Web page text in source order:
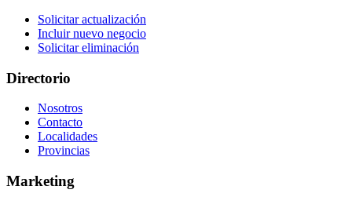
Solicitar actualización
Incluir nuevo negocio
Solicitar eliminación
Directorio
Nosotros
Contacto
Localidades
Provincias
Marketing